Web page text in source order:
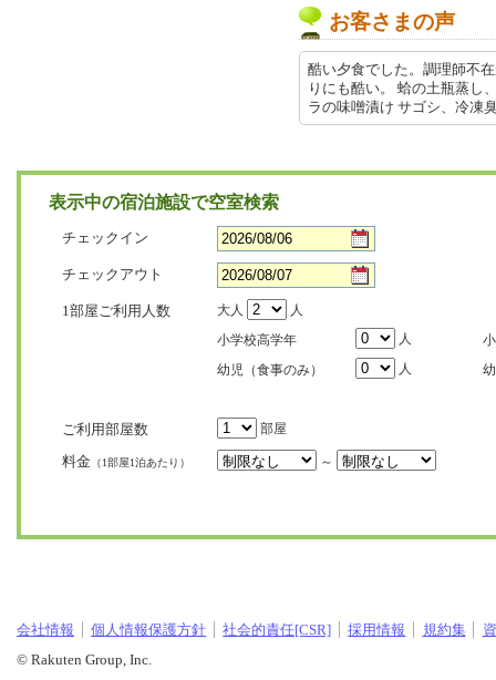
お客さまの声
酷い夕食でした。調理師不
りにも酷い。 蛤の土瓶蒸し
ラの味噌漬け サゴシ、冷
表示中の宿泊施設で空室検索
チェックイン
チェックアウト
1部屋ご利用人数 大人
人
小学校高学年
人
幼児（食事のみ）
人
ご利用部屋数 部屋
料金 （1部屋1泊あたり） ～
会社情報 個人情報保護方針 社会的責任[CSR] 採用情報 規約集
© Rakuten Group, Inc.